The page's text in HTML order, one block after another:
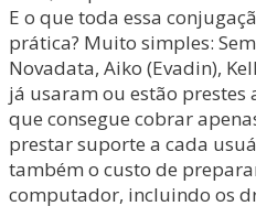
E o que toda essa
prática? Muito simples:
Novadata, Aiko (Evadin),
já usaram ou estão
que consegue cobrar
prestar suporte a cada
também o custo de
computador, incluindo os